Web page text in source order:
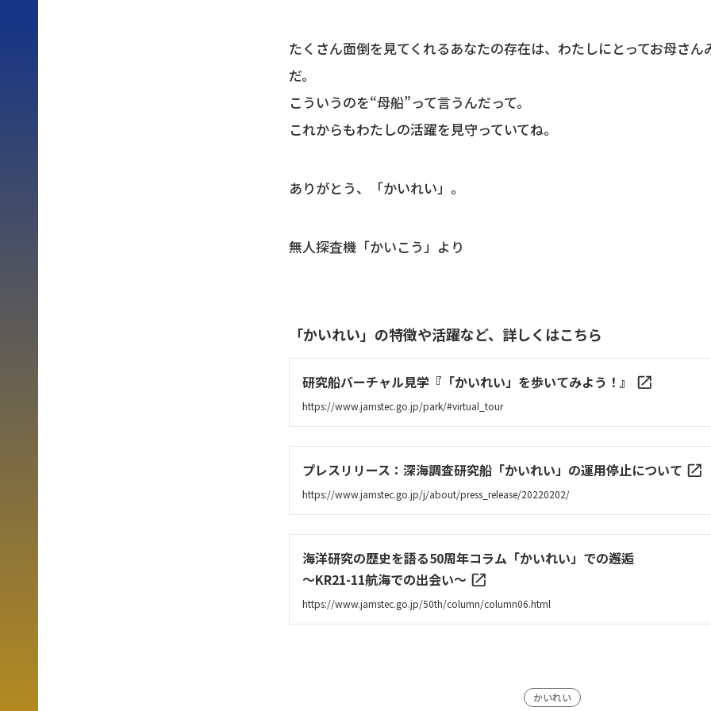
たくさん面倒を見てくれるあなたの存在は、わたしにとってお母さん
だ。
こういうのを“母船”って言うんだって。
これからもわたしの活躍を見守っていてね。
ありがとう、「かいれい」。
無人探査機「かいこう」より
「かいれい」の特徴や活躍など、詳しくはこちら
研究船バーチャル見学『「かいれい」を歩いてみよう！』
https://www.jamstec.go.jp/park/#virtual_tour
プレスリリース：深海調査研究船「かいれい」の運用停止について
https://www.jamstec.go.jp/j/about/press_release/20220202/
海洋研究の歴史を語る50周年コラム「かいれい」での邂逅
～KR21-11航海での出会い～
https://www.jamstec.go.jp/50th/column/column06.html
かいれい